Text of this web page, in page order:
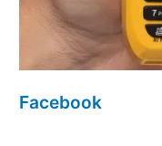
Facebook